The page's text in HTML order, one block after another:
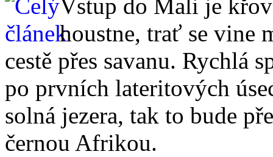
Vstup do Mali je
houstne, trať se vine
cestě přes savanu. Rychlá
po prvních lateritových
solná jezera, tak to bude
černou Afrikou.